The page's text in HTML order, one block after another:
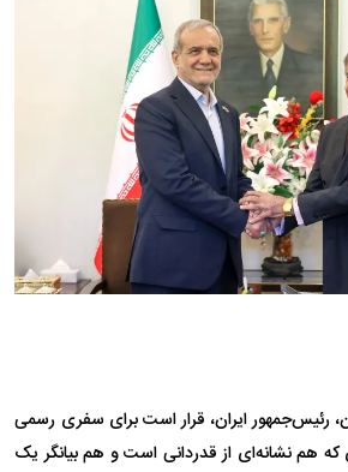
رئیس‌جمهور ایران، قرار است برای سفری رسمی
که هم نشانه‌ای از قدردانی است و هم بیانگر یک